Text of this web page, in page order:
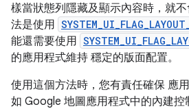
樣當狀態列隱藏及顯示內容時，就
法是使用
能還需要使用
的應用程式維持 穩定的版面配置。
使用這個方法時，您有責任確保 應
如 Google 地圖應用程式中的內建控